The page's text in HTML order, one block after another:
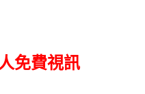
免費視訊